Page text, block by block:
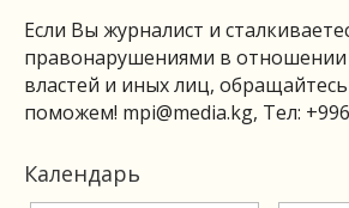
Если Вы журналист и
правонарушениями в отношении
властей и иных лиц,
поможем! mpi@media.kg, Тел:
Календарь